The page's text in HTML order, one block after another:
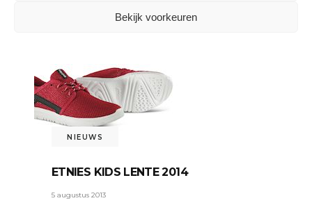
Bekijk voorkeuren
Kinderkledingmerk
NIEUWS
ETNIES KIDS LENTE 2014
5 augustus 2013